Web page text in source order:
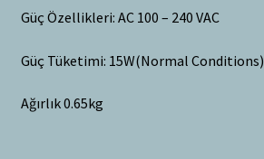
Güç Özellikleri: AC 100 – 240 VAC
Güç Tüketimi: 15W(Normal Conditions)
Ağırlık 0.65kg